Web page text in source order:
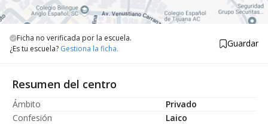
Ficha no verificada por la escuela.
¿Es tu escuela? Gestiona la ficha. Guardar
Resumen del centro
Ámbito
Privado
Confesión
Laico